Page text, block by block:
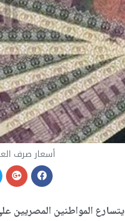
أسعار صرف
يتسارع المواطنين المصريين